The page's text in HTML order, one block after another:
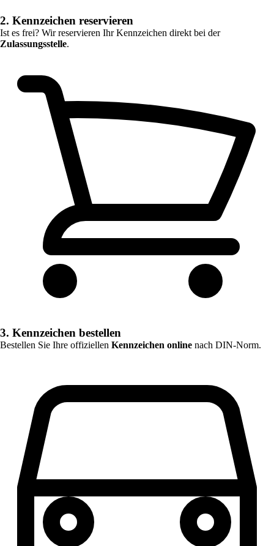
2. Kennzeichen reservieren
Ist es frei? Wir reservieren Ihr Kennzeichen direkt bei der
Zulassungsstelle.
3. Kennzeichen bestellen
Bestellen Sie Ihre offiziellen Kennzeichen online nach DIN-Norm.